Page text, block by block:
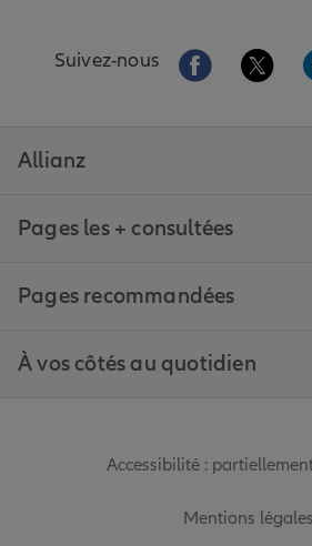
Suivez-nous Aller sur laAller
Allianz
Pages les + consultées
Pages recommandées
À vos côtés au quotidien
Accessibilité :
Mentions légales